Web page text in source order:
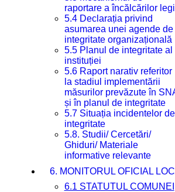
raportare a încălcărilor
5.4 Declarația privind
asumarea unei agende de
integritate organizațională
5.5 Planul de integritate al
instituției
5.6 Raport narativ referitor
la stadiul implementării
măsurilor prevăzute în
și în planul de integritate
5.7 Situația incidentelor de
integritate
5.8. Studii/ Cercetări/
Ghiduri/ Materiale
informative relevante
6. MONITORUL OFICIAL
6.1 STATUTUL COMUNEI